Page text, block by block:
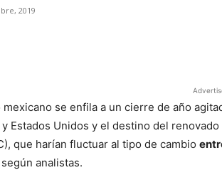
2019
mexicano se enfila a un cierre de año
y Estados Unidos y el destino del
que harían fluctuar al tipo de cambio
según analistas.